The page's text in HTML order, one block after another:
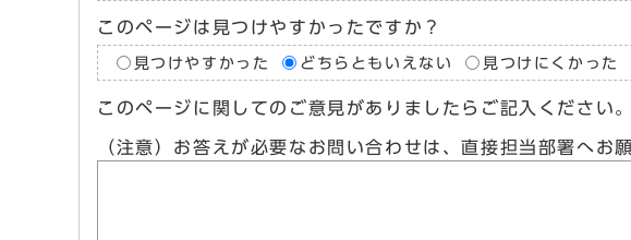
このページは見つけやすかったですか？
見つけやすかった どちらともいえない 見つけにくかった
このページに関してのご意見がありましたらご記入ください。
（注意）お答えが必要なお問い合わせは、直接担当部署へ